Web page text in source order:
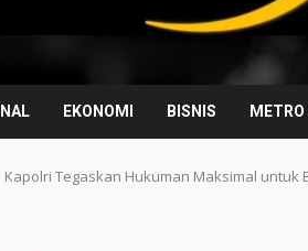
EKONOMI BISNIS METRO
Kapolri Tegaskan Hukuman Maksimal